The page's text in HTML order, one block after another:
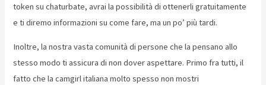
token su chaturbate, avrai la possibilità di ottenerli gratuitamente
e ti diremo informazioni su come fare, ma un po’ più tardi.
Inoltre, la nostra vasta comunità di persone che la pensano allo
stesso modo ti assicura di non dover aspettare. Primo fra tutti, il
fatto che la camgirl italiana molto spesso non mostri